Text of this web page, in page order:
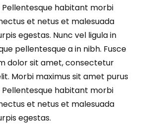
Pellentesque habitant morbi
et netus et malesuada
egestas. Nunc vel ligula in
pellentesque a in nibh. Fusce
dolor sit amet, consectetur
Morbi maximus sit amet purus
Pellentesque habitant morbi
et netus et malesuada
egestas.